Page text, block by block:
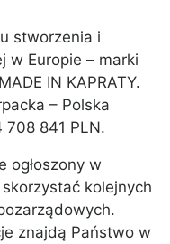
stworzenia i
w Europie – marki
IN KAPRATY.
– Polska
708 841 PLN.
ogłoszony w
kolejnych
znajdą Państwo w